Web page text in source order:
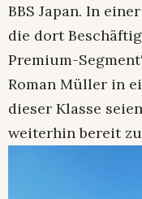
BBS Japan. In
die dort
Premium-
Roman Müller in
dieser Klasse
weiterhin bereit zu